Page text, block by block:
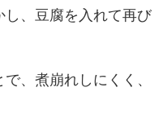
、豆腐を入れて再び
、煮崩れしにくく、